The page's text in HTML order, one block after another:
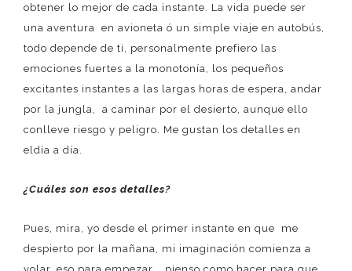
obtener lo mejor de cada instante. La vida puede ser
una aventura en avioneta ó un simple viaje en autobús,
todo depende de ti, personalmente prefiero las
emociones fuertes a la monotonía, los pequeños
excitantes instantes a las largas horas de espera, andar
por la jungla, a caminar por el desierto, aunque ello
conlleve riesgo y peligro. Me gustan los detalles en
eldía a día.
¿Cuáles son esos detalles?
Pues, mira, yo desde el primer instante en que me
despierto por la mañana, mi imaginación comienza a